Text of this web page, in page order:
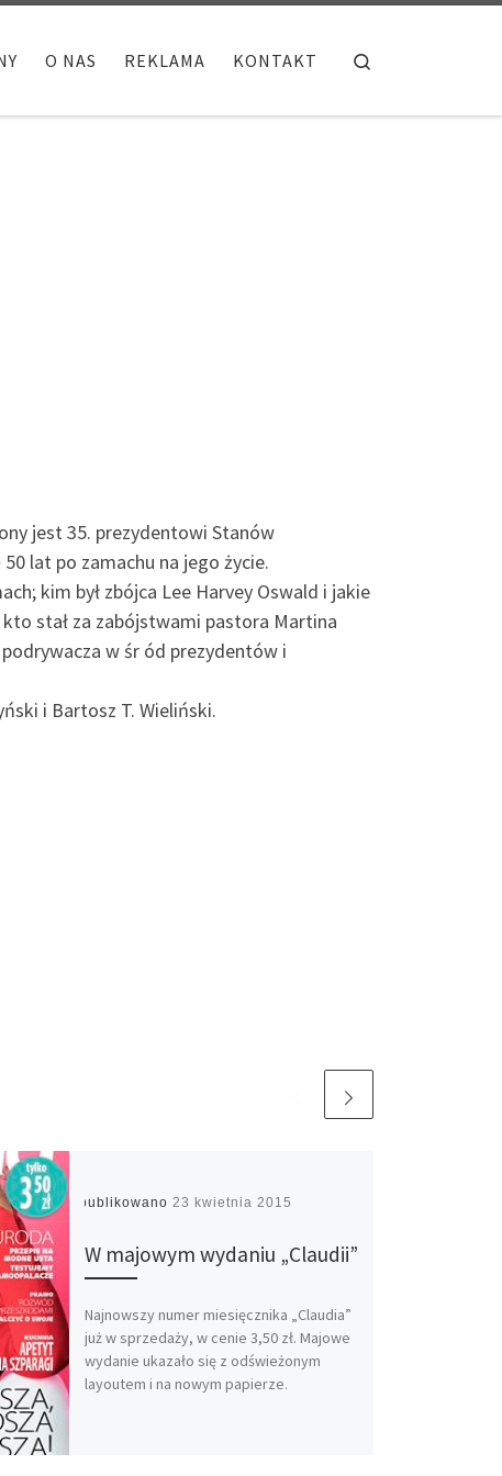
O NAS REKLAMA KONTAKT
jest 35. prezydentowi Stanów
lat po zamachu na jego życie.
kim był zbójca Lee Harvey Oswald i jakie
kto stał za zabójstwami pastora Martina
w śr ód prezydentów i
i Bartosz T. Wieliński.
Opublikowano 23 kwietnia 2015
W majowym wydaniu „Claudii”
Najnowszy numer miesięcznika „Claudia”
już w sprzedaży, w cenie 3,50 zł. Majowe
wydanie ukazało się z odświeżonym
layoutem i na nowym papierze.